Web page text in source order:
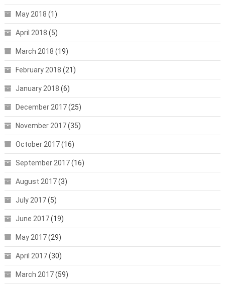
May 2018 (1)
April 2018 (5)
March 2018 (19)
February 2018 (21)
January 2018 (6)
December 2017(25)
November 2017(35)
October 2017(16)
September 2017(16)
August 2017(3)
July 2017(5)
June 2017(19)
May 2017(29)
April 2017(30)
March 2017(59)